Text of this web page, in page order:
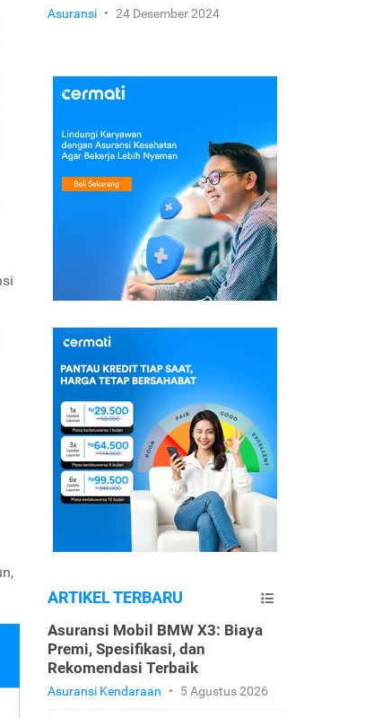
Asuransi • 24 Desember 2024
ARTIKEL TERBARU
Asuransi Mobil BMW X3: Biaya
Premi, Spesifikasi, dan
Rekomendasi Terbaik
Asuransi Kendaraan • 5 Agustus 2026